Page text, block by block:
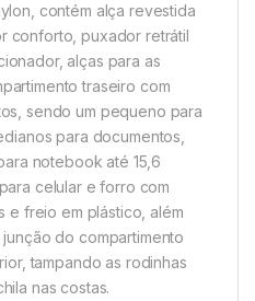
contém alça revestida
conforto, puxador retrátil
alças para as
traseiro com
sendo um pequeno para
para documentos,
notebook até 15,6
celular e forro com
e freio em plástico, além
do compartimento
tampando as rodinhas
nas costas.